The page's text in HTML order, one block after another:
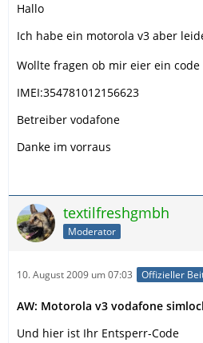
Hallo
Ich habe ein motorola v3 aber
Wollte fragen ob mir eier ein code
IMEI:354781012156623
Betreiber vodafone
Danke im vorraus
textilfreshgmbh
Moderator
10. August 2009 um 07:03 Offizieller
AW: Motorola v3 vodafone
Und hier ist Ihr Entsperr-Code